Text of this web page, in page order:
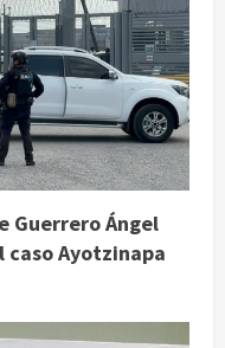
Guerrero Ángel
caso Ayotzinapa
con fusil M4,
en carretera de